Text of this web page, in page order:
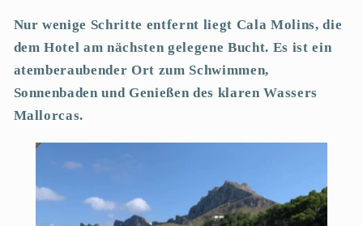
Nur wenige Schritte entfernt liegt Cala Molins, die
dem Hotel am nächsten gelegene Bucht. Es ist ein
atemberaubender Ort zum Schwimmen,
Sonnenbaden und Genießen des klaren Wassers
Mallorcas.